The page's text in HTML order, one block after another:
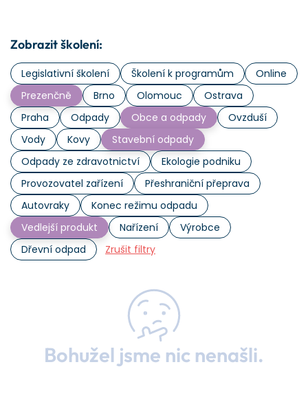
Zobrazit školení:
Legislativní školení Školení k programům
Online
Prezenčně
Brno Olomouc
Ostrava
Praha
Odpady Obce a odpady
Ovzduší
Vody
Kovy
Stavební odpady
Odpady ze zdravotnictví
Ekologie podniku
Provozovatel zařízení
Přeshraniční přeprava
Autovraky
Konec režimu odpadu
Vedlejší produkt
Nařízení
Výrobce
Dřevní odpad
Zrušit filtry
Bohužel jsme nic nenašli.